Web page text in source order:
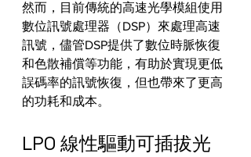
然而，目前傳統的高速光學模組使用
數位訊號處理器（DSP）來處理高速
訊號，儘管DSP提供了數位時脈恢復
和色散補償等功能，有助於實現更低
誤碼率的訊號恢復，但也帶來了更高
的功耗和成本。
LPO 線性驅動可插拔光